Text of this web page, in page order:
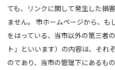
ても、リンクに関して発生した損
ません。 市ホームページから、も
をはっている、当市以外の第三者
ト」といいます）の内容は、それ
のであり、当市の管理下にあるも